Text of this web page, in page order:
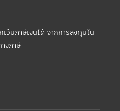
ว้นภาษีเงินได้ จากการลงทุนใน
งภาษี